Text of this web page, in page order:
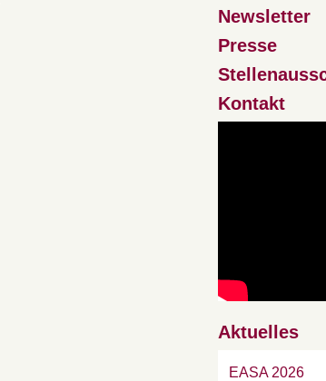
Newsletter
Presse
Kontakt
Aktuelles
EASA 2026